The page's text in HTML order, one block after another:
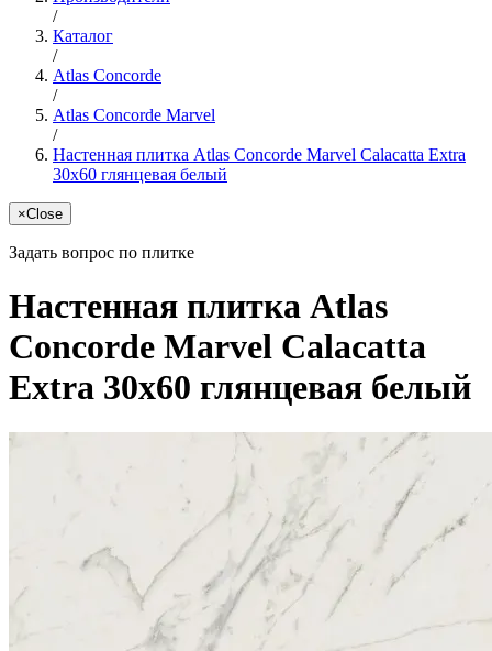
/
Каталог
/
Atlas Concorde
/
Atlas Concorde Marvel
/
Настенная плитка Atlas Concorde Marvel Calacatta Extra
30x60 глянцевая белый
×Close
Задать вопрос по плитке
Настенная плитка Atlas
Concorde Marvel Calacatta
Extra 30x60 глянцевая белый